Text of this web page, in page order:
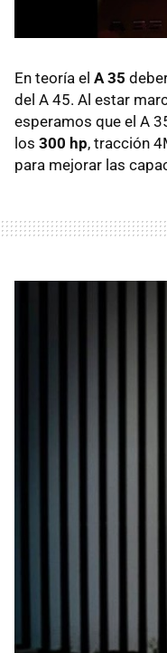
En teoría el A 35
del A 45. Al estar
esperamos que el A
los 300 hp, tracción
para mejorar las